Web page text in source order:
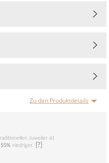
Zu den Produktdetails
Juwelier ist
55% niedriger. [?]